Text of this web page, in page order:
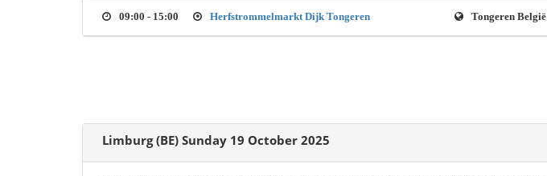
09:00 - 15:00 Herfstrommelmarkt Dijk Tongeren Tongeren België
Limburg (BE) Sunday 19 October 2025